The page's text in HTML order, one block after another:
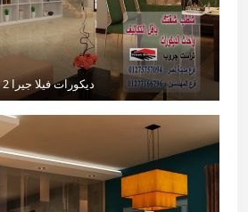
ديكورات فيلا جيرا 2